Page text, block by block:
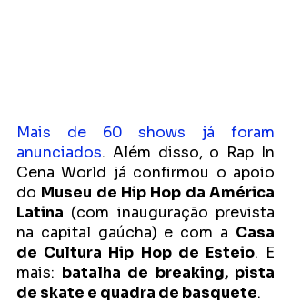
Mais de 60 shows já foram
anunciados. Além disso, o Rap In
Cena World já confirmou o apoio
do Museu de Hip Hop da América
Latina (com inauguração prevista
na capital gaúcha) e com a Casa
de Cultura Hip Hop de Esteio. E
mais: batalha de breaking, pista
de skate e quadra de basquete.